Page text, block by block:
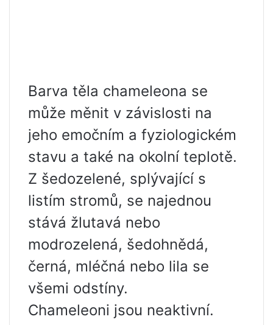
Barva těla chameleona se
může měnit v závislosti na
jeho emočním a fyziologickém
stavu a také na okolní teplotě.
Z šedozelené, splývající s
listím stromů, se najednou
stává žlutavá nebo
modrozelená, šedohnědá,
černá, mléčná nebo lila se
všemi odstíny.
Chameleoni jsou neaktivní.